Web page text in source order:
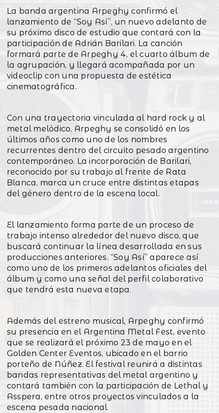
La banda argentina Arpeghy confirmó el
lanzamiento de “Soy Así”, un nuevo adelanto de
su próximo disco de estudio que contará con la
participación de Adrián Barilari. La canción
formará parte de Arpeghy 4, el cuarto álbum de
la agrupación, y llegará acompañada por un
videoclip con una propuesta de estética
cinematográfica.
Con una trayectoria vinculada al hard rock y al
metal melódico, Arpeghy se consolidó en los
últimos años como uno de los nombres
recurrentes dentro del circuito pesado argentino
contemporáneo. La incorporación de Barilari,
reconocido por su trabajo al frente de Rata
Blanca, marca un cruce entre distintas etapas
del género dentro de la escena local.
El lanzamiento forma parte de un proceso de
trabajo intenso alrededor del nuevo disco, que
buscará continuar la línea desarrollada en sus
producciones anteriores. “Soy Así” aparece así
como uno de los primeros adelantos oficiales del
álbum y como una señal del perfil colaborativo
que tendrá esta nueva etapa.
Además del estreno musical, Arpeghy confirmó
su presencia en el Argentina Metal Fest, evento
que se realizará el próximo 23 de mayo en el
Golden Center Eventos, ubicado en el barrio
porteño de Núñez. El festival reunirá a distintas
bandas representativas del metal argentino y
contará también con la participación de Lethal y
Asspera, entre otros proyectos vinculados a la
escena pesada nacional.